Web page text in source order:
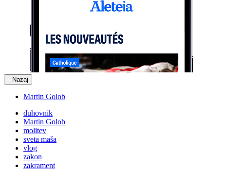
Nazaj
Martin Golob
duhovnik
Martin Golob
molitev
sveta maša
vlog
zakon
zakrament